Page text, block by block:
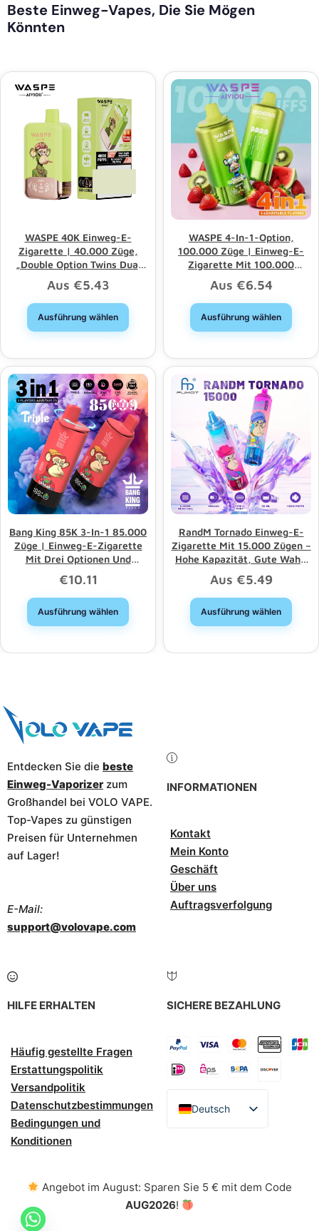
Beste Einweg-Vapes, Die Sie Mögen
Könnten
WASPE 40K Einweg-E-
Zigarette | 40.000 Züge,
„Double Option Twins Dual
Aus €5.43
Ausführung wählen
WASPE 4-In-1-Option,
100.000 Züge | Einweg-E-
Zigarette Mit 100.000
Zügen, 4 Optionen Und
Großhandel
Aus €6.54
Ausführung wählen
Bang King 85K 3-In-1 85.000
Züge | Einweg-E-Zigarette
Mit Drei Optionen Und
Langer Lebensdauer –
Großhandel
€10.11
Ausführung wählen
RandM Tornado Einweg-E-
Zigarette Mit 15.000 Zügen –
Hohe Kapazität, Gute Wahl,
Großhandelsrabatt
Aus €5.49
Ausführung wählen
Entdecken Sie die beste
Einweg-Vaporizer zum
Großhandel bei VOLO VAPE.
Top-Vapes zu günstigen
Preisen für Unternehmen
auf Lager!
E-Mail:
support@volovape.com
INFORMATIONEN
Kontakt
Mein Konto
Geschäft
Über uns
Auftragsverfolgung
HILFE ERHALTEN
Häufig gestellte Fragen
Erstattungspolitik
Versandpolitik
Datenschutzbestimmungen
Bedingungen und
Konditionen
SICHERE BEZAHLUNG
Deutsch
English
Polski
Angebot im August: Sparen Sie 5 € mit dem Code
AUG2026!